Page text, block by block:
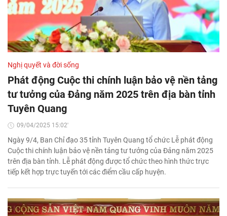
Nghị quyết và đời sống
Phát động Cuộc thi chính luận bảo vệ nền tảng
tư tưởng của Đảng năm 2025 trên địa bàn tỉnh
Tuyên Quang
09/04/2025 15:02'
Ngày 9/4, Ban Chỉ đạo 35 tỉnh Tuyên Quang tổ chức Lễ phát động
Cuộc thi chính luận bảo vệ nền tảng tư tưởng của Đảng năm 2025
trên địa bàn tỉnh. Lễ phát động được tổ chức theo hình thức trực
tiếp kết hợp trực tuyến tới các điểm cầu cấp huyện.